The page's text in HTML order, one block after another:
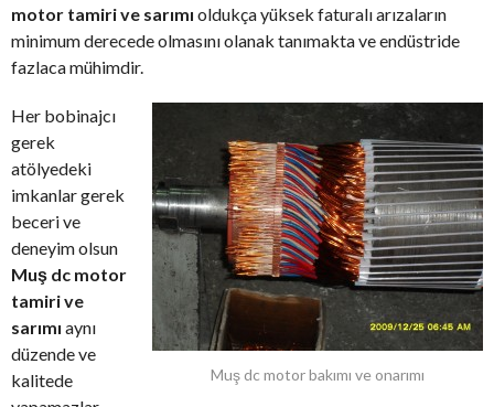
motor tamiri ve sarımı oldukça yüksek faturalı arızaların
minimum derecede olmasını olanak tanımakta ve endüstride
fazlaca mühimdir.
Muş dc motor bakımı ve onarımı
Her bobinajcı
gerek
atölyedeki
imkanlar gerek
beceri ve
deneyim olsun
Muş dc motor
tamiri ve
sarımı aynı
düzende ve
kalitede